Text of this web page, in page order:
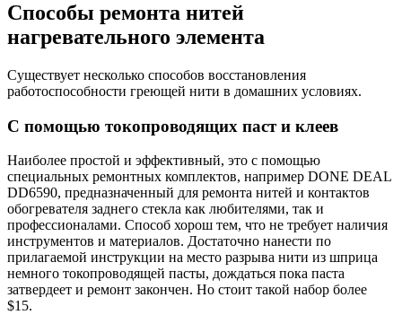
Способы ремонта нитей
нагревательного элемента
Существует несколько способов восстановления
работоспособности греющей нити в домашних условиях.
С помощью токопроводящих паст и клеев
Наиболее простой и эффективный, это с помощью
специальных ремонтных комплектов, например DONE DEAL
DD6590, предназначенный для ремонта нитей и контактов
обогревателя заднего стекла как любителями, так и
профессионалами. Способ хорош тем, что не требует наличия
инструментов и материалов. Достаточно нанести по
прилагаемой инструкции на место разрыва нити из шприца
немного токопроводящей пасты, дождаться пока паста
затвердеет и ремонт закончен. Но стоит такой набор более
$15.